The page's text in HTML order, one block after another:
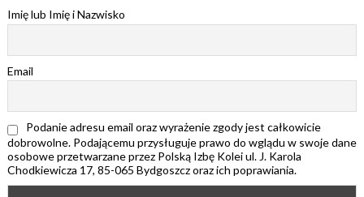
Imię lub Imię i Nazwisko
Email
Podanie adresu email oraz wyrażenie zgody jest całkowicie
dobrowolne. Podającemu przysługuje prawo do wglądu w swoje dane
osobowe przetwarzane przez Polską Izbę Kolei ul. J. Karola
Chodkiewicza 17, 85-065 Bydgoszcz oraz ich poprawiania.